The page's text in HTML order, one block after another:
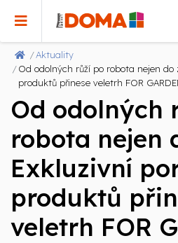
Aktuality
Od odolných růží po robota nejen
produktů přinese veletrh FOR
Od odolných
robota nejen
Exkluzivní
produktů
veletrh FOR